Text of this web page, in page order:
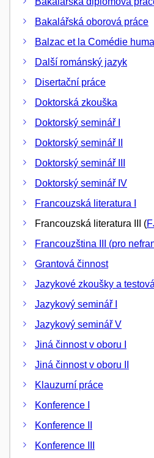
Bakalářská oborová práce
Balzac et la Comédie
Další románský jazyk
Disertační práce
Doktorská zkouška
Doktorský seminář I
Doktorský seminář II
Doktorský seminář III
Doktorský seminář IV
Francouzská literatura I
Francouzská literatura III (
Francouzština III (pro
Grantová činnost
Jazykové zkoušky a
Jazykový seminář I
Jazykový seminář V
Jiná činnost v oboru I
Jiná činnost v oboru II
Klauzurní práce
Konference I
Konference II
Konference III